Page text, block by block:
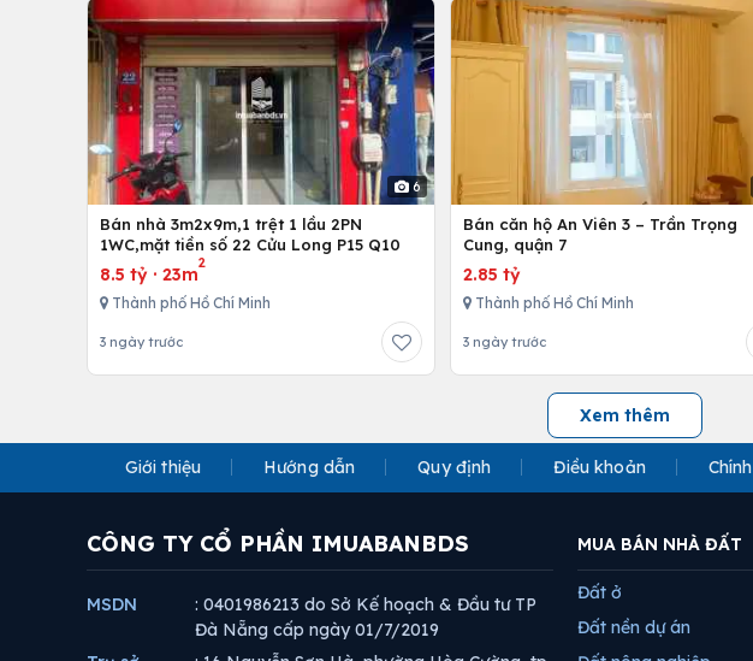
6
Bán nhà 3m2x9m,1 trệt 1 lầu 2PN
1WC,mặt tiền số 22 Cửu Long P15 Q10
8.5 tỷ · 23m
2
Thành phố Hồ Chí Minh
3 ngày trước
Bán căn hộ An Viên 3 – Trần Trọng
Cung, quận 7
2.85 tỷ
Thành phố Hồ Chí Minh
3 ngày trước
Xem thêm
Giới thiệu Hướng dẫn Quy định Điều khoản
CÔNG TY CỔ PHẦN IMUABANBDS
MSDN
: 0401986213 do Sở Kế hoạch & Đầu tư TP
Đà Nẵng cấp ngày 01/7/2019
MUA BÁN NHÀ ĐẤT
Đất ở
Đất nền dự án